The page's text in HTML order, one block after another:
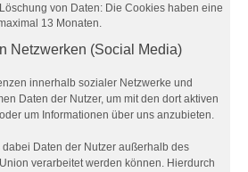
von Daten: Die Cookies haben eine
13 Monaten.
Netzwerken (Social Media)
innerhalb sozialer Netzwerke und
Daten der Nutzer, um mit den dort aktiven
um Informationen über uns anzubieten.
Daten der Nutzer außerhalb des
verarbeitet werden können. Hierdurch